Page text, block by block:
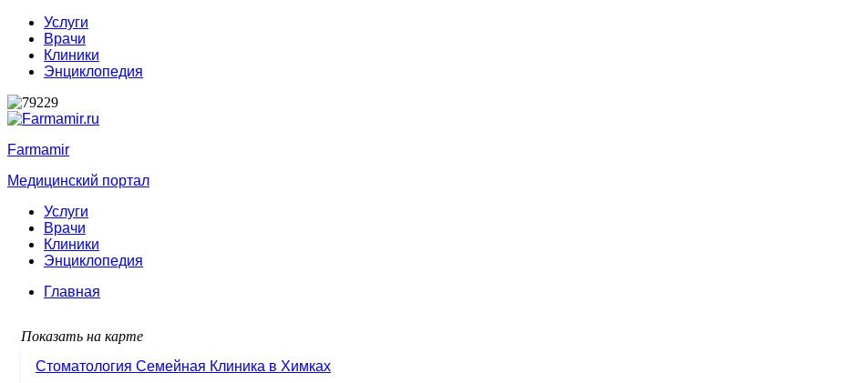
Услуги
Врачи
Клиники
Энциклопедия
Farmamir
Медицинский портал
Услуги
Врачи
Клиники
Энциклопедия
Главная
Показать на карте
Стоматология Семейная Клиника в Химках